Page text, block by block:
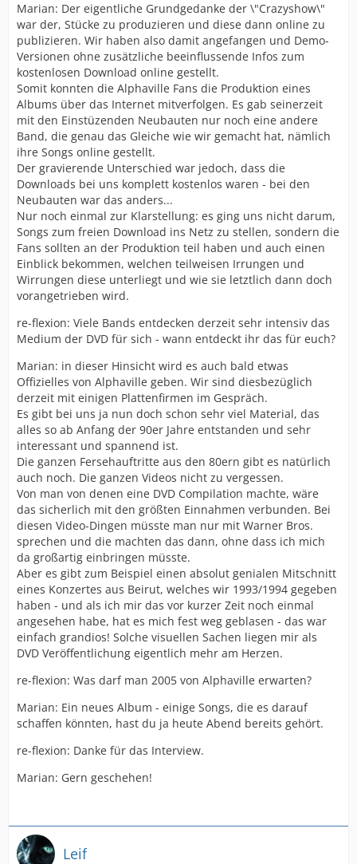
Marian: Der eigentliche Grundgedanke der \"Crazyshow\"
war der, Stücke zu produzieren und diese dann online zu
publizieren. Wir haben also damit angefangen und Demo-
Versionen ohne zusätzliche beeinflussende Infos zum
kostenlosen Download online gestellt.
Somit konnten die Alphaville Fans die Produktion eines
Albums über das Internet mitverfolgen. Es gab seinerzeit
mit den Einstüzenden Neubauten nur noch eine andere
Band, die genau das Gleiche wie wir gemacht hat, nämlich
ihre Songs online gestellt.
Der gravierende Unterschied war jedoch, dass die
Downloads bei uns komplett kostenlos waren - bei den
Neubauten war das anders...
Nur noch einmal zur Klarstellung: es ging uns nicht darum,
Songs zum freien Download ins Netz zu stellen, sondern die
Fans sollten an der Produktion teil haben und auch einen
Einblick bekommen, welchen teilweisen Irrungen und
Wirrungen diese unterliegt und wie sie letztlich dann doch
vorangetrieben wird.
re-flexion: Viele Bands entdecken derzeit sehr intensiv das
Medium der DVD für sich - wann entdeckt ihr das für euch?
Marian: in dieser Hinsicht wird es auch bald etwas
Offizielles von Alphaville geben. Wir sind diesbezüglich
derzeit mit einigen Plattenfirmen im Gespräch.
Es gibt bei uns ja nun doch schon sehr viel Material, das
alles so ab Anfang der 90er Jahre entstanden und sehr
interessant und spannend ist.
Die ganzen Fersehauftritte aus den 80ern gibt es natürlich
auch noch. Die ganzen Videos nicht zu vergessen.
Von man von denen eine DVD Compilation machte, wäre
das sicherlich mit den größten Einnahmen verbunden. Bei
diesen Video-Dingen müsste man nur mit Warner Bros.
sprechen und die machten das dann, ohne dass ich mich
da großartig einbringen müsste.
Aber es gibt zum Beispiel einen absolut genialen Mitschnitt
eines Konzertes aus Beirut, welches wir 1993/1994 gegeben
haben - und als ich mir das vor kurzer Zeit noch einmal
angesehen habe, hat es mich fest weg geblasen - das war
einfach grandios! Solche visuellen Sachen liegen mir als
DVD Veröffentlichung eigentlich mehr am Herzen.
re-flexion: Was darf man 2005 von Alphaville erwarten?
Marian: Ein neues Album - einige Songs, die es darauf
schaffen könnten, hast du ja heute Abend bereits gehört.
re-flexion: Danke für das Interview.
Marian: Gern geschehen!
Leif